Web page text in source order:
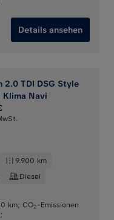
Details ansehen
2.0 TDI DSG Style
Klima Navi
9.900 km
Diesel
km; CO2-Emissionen
;